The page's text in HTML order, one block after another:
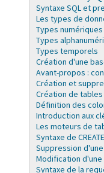
Syntaxe SQL et
Les types de
Types numériques
Types
Types temporels
Création d'une
Avant-propos :
Création et
Création de tables
Définition des
Introduction aux
Les moteurs de
Syntaxe de
Suppression
Modification
Syntaxe de la